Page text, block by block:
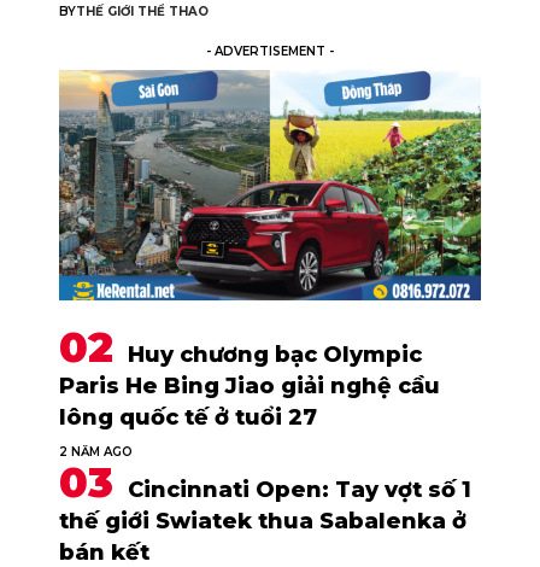
BYTHẾ GIỚI THỂ THAO
- ADVERTISEMENT -
Huy chương bạc Olympic
Paris He Bing Jiao giải nghệ cầu
lông quốc tế ở tuổi 27
2 NĂM AGO
Cincinnati Open: Tay vợt số 1
thế giới Swiatek thua Sabalenka ở
bán kết